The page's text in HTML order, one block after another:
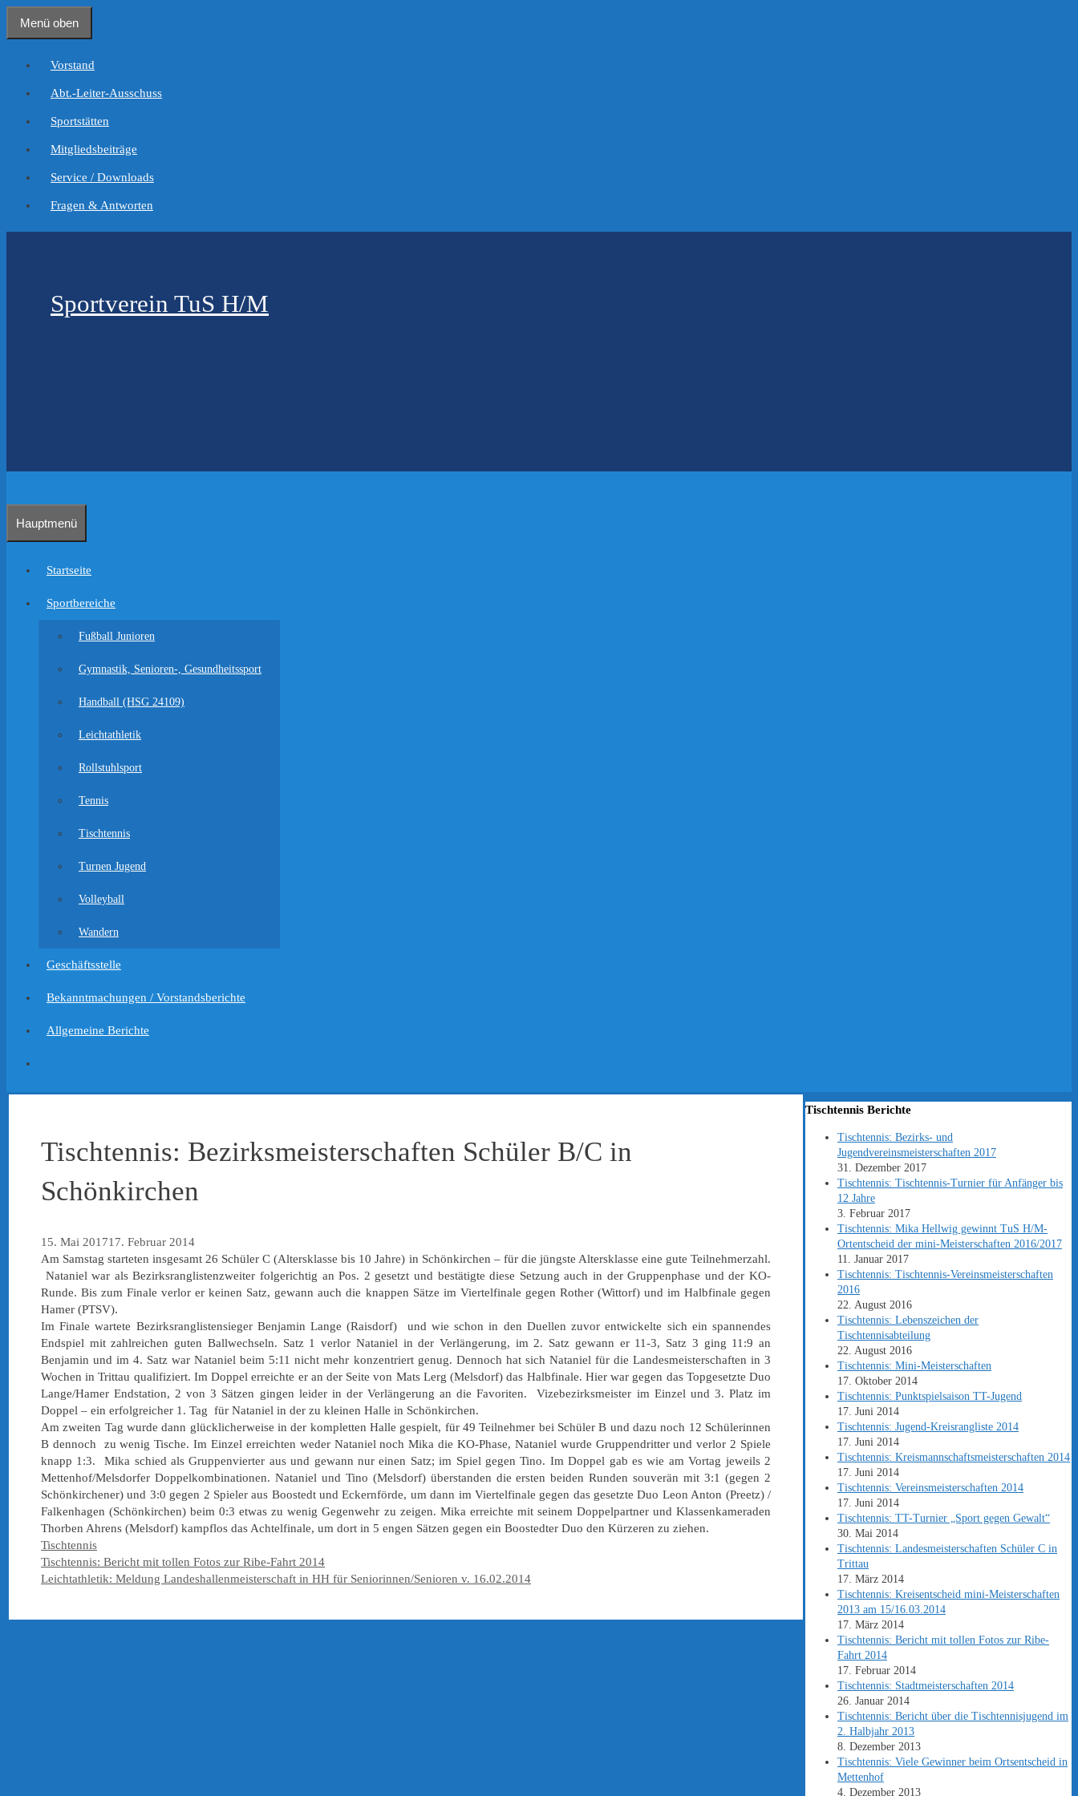
Inhalt
Menü oben
Vorstand
Abt.-Leiter-Ausschuss
Sportstätten
Mitgliedsbeiträge
Service / Downloads
Fragen & Antworten
Sportverein TuS H/M
Hauptmenü
Startseite
Sportbereiche
Fußball Junioren
Gymnastik, Senioren-, Gesundheitssport
Handball (HSG 24109)
Leichtathletik
Rollstuhlsport
Tennis
Tischtennis
Turnen Jugend
Volleyball
Wandern
Geschäftsstelle
Bekanntmachungen / Vorstandsberichte
Allgemeine Berichte
Tischtennis: Bezirksmeisterschaften Schüler B/C in
Schönkirchen
15. Mai 201717. Februar 2014
Am Samstag starteten insgesamt 26 Schüler C (Altersklasse bis 10 Jahre) in Schönkirchen – für die jüngste Altersklasse eine gute Teilnehmerzahl.
Nataniel war als Bezirksranglistenzweiter folgerichtig an Pos. 2 gesetzt und bestätigte diese Setzung auch in der Gruppenphase und der KO-
Runde. Bis zum Finale verlor er keinen Satz, gewann auch die knappen Sätze im Viertelfinale gegen Rother (Wittorf) und im Halbfinale gegen
Hamer (PTSV).
Im Finale wartete Bezirksranglistensieger Benjamin Lange (Raisdorf) und wie schon in den Duellen zuvor entwickelte sich ein spannendes
Endspiel mit zahlreichen guten Ballwechseln. Satz 1 verlor Nataniel in der Verlängerung, im 2. Satz gewann er 11-3, Satz 3 ging 11:9 an
Benjamin und im 4. Satz war Nataniel beim 5:11 nicht mehr konzentriert genug. Dennoch hat sich Nataniel für die Landesmeisterschaften in 3
Wochen in Trittau qualifiziert. Im Doppel erreichte er an der Seite von Mats Lerg (Melsdorf) das Halbfinale. Hier war gegen das Topgesetzte Duo
Lange/Hamer Endstation, 2 von 3 Sätzen gingen leider in der Verlängerung an die Favoriten. Vizebezirksmeister im Einzel und 3. Platz im
Doppel – ein erfolgreicher 1. Tag für Nataniel in der zu kleinen Halle in Schönkirchen.
Am zweiten Tag wurde dann glücklicherweise in der kompletten Halle gespielt, für 49 Teilnehmer bei Schüler B und dazu noch 12 Schülerinnen
B dennoch zu wenig Tische. Im Einzel erreichten weder Nataniel noch Mika die KO-Phase, Nataniel wurde Gruppendritter und verlor 2 Spiele
knapp 1:3. Mika schied als Gruppenvierter aus und gewann nur einen Satz; im Spiel gegen Tino. Im Doppel gab es wie am Vortag jeweils 2
Mettenhof/Melsdorfer Doppelkombinationen. Nataniel und Tino (Melsdorf) überstanden die ersten beiden Runden souverän mit 3:1 (gegen 2
Schönkirchener) und 3:0 gegen 2 Spieler aus Boostedt und Eckernförde, um dann im Viertelfinale gegen das gesetzte Duo Leon Anton (Preetz) /
Falkenhagen (Schönkirchen) beim 0:3 etwas zu wenig Gegenwehr zu zeigen. Mika erreichte mit seinem Doppelpartner und Klassenkameraden
Thorben Ahrens (Melsdorf) kampflos das Achtelfinale, um dort in 5 engen Sätzen gegen ein Boostedter Duo den Kürzeren zu ziehen.
Kategorien
Tischtennis
Tischtennis: Bericht mit tollen Fotos zur Ribe-Fahrt 2014
Leichtathletik: Meldung Landeshallenmeisterschaft in HH für Seniorinnen/Senioren v. 16.02.2014
Tischtennis Berichte
Tischtennis: Bezirks- und
Jugendvereinsmeisterschaften 2017
31. Dezember 2017
Tischtennis: Tischtennis-Turnier für Anfänger bis
12 Jahre
3. Februar 2017
Tischtennis: Mika Hellwig gewinnt TuS H/M-
Ortentscheid der mini-Meisterschaften 2016/2017
11. Januar 2017
Tischtennis: Tischtennis-Vereinsmeisterschaften
2016
22. August 2016
Tischtennis: Lebenszeichen der
Tischtennisabteilung
22. August 2016
Tischtennis: Mini-Meisterschaften
17. Oktober 2014
Tischtennis: Punktspielsaison TT-Jugend
17. Juni 2014
Tischtennis: Jugend-Kreisrangliste 2014
17. Juni 2014
Tischtennis: Kreismannschaftsmeisterschaften 2014
17. Juni 2014
Tischtennis: Vereinsmeisterschaften 2014
17. Juni 2014
Tischtennis: TT-Turnier „Sport gegen Gewalt“
30. Mai 2014
Tischtennis: Landesmeisterschaften Schüler C in
Trittau
17. März 2014
Tischtennis: Kreisentscheid mini-Meisterschaften
2013 am 15/16.03.2014
17. März 2014
Tischtennis: Bericht mit tollen Fotos zur Ribe-
Fahrt 2014
17. Februar 2014
Tischtennis: Stadtmeisterschaften 2014
26. Januar 2014
Tischtennis: Bericht über die Tischtennisjugend im
2. Halbjahr 2013
8. Dezember 2013
Tischtennis: Viele Gewinner beim Ortsentscheid in
Mettenhof
4. Dezember 2013